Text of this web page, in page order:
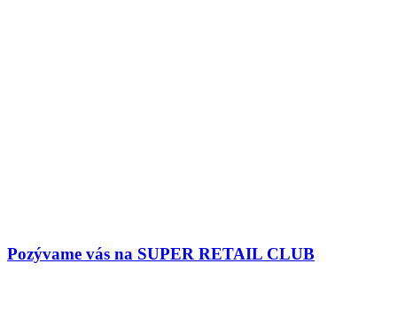
Pozývame vás na SUPER RETAIL CLUB